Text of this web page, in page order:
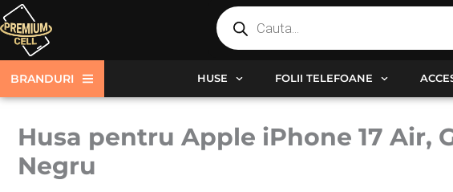
Skip
to
content
Products
search
BRANDURI HUSE FOLII TELEFOANE
Husa pentru Apple iPhone 17 Air,
Negru